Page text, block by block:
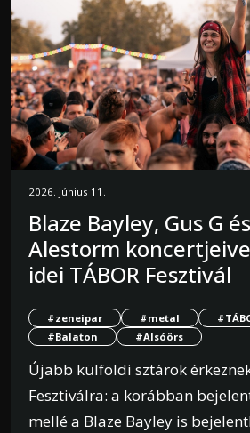
2026. június 11.
Blaze Bayley, Gus G
Alestorm
idei TÁBOR Fesztivál
#zeneipar #metal
#Balaton
#Alsóörs
Újabb külföldi sztárok
Fesztiválra: a korábban
mellé a Blaze Bayley is